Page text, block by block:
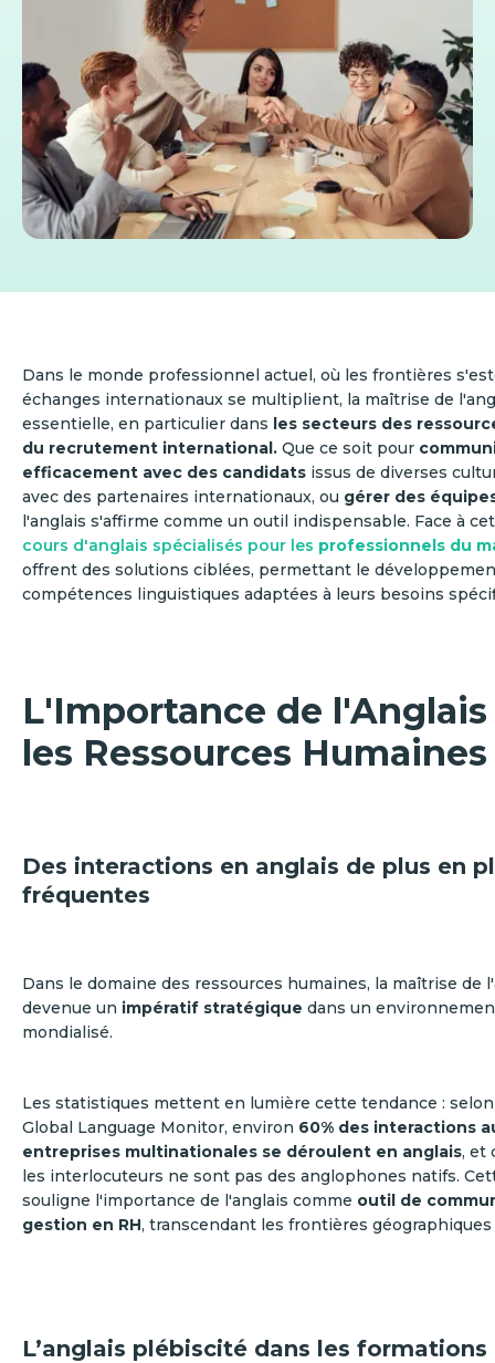
Dans le monde professionnel actuel, où les frontières
échanges internationaux se multiplient, la maîtrise de
essentielle, en particulier dans les secteurs des
du recrutement international. Que ce soit pour
efficacement avec des candidats issus de diverses
avec des partenaires internationaux, ou gérer des
l'anglais s'affirme comme un outil indispensable. Face à
cours d'anglais spécialisés pour les professionnels du
offrent des solutions ciblées, permettant le
compétences linguistiques adaptées à leurs besoins
L'Importance de l'Anglais
les Ressources Humaines
Des interactions en anglais de plus en
fréquentes
Dans le domaine des ressources humaines, la maîtrise de
devenue un impératif stratégique dans un
mondialisé.
Les statistiques mettent en lumière cette tendance :
Global Language Monitor, environ 60% des interactions
entreprises multinationales se déroulent en anglais, et
les interlocuteurs ne sont pas des anglophones natifs.
souligne l'importance de l'anglais comme outil de
gestion en RH, transcendant les frontières
L’anglais plébiscité dans les